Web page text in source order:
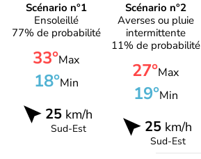
Scénario n°1
Ensoleillé
77% de probabilité
33°Max
18°Min
25km/h
Sud-Est
Scénario n°2
Averses ou pluie
intermittente
11% de probabilité
27°Max
19°Min
25km/h
Sud-Est